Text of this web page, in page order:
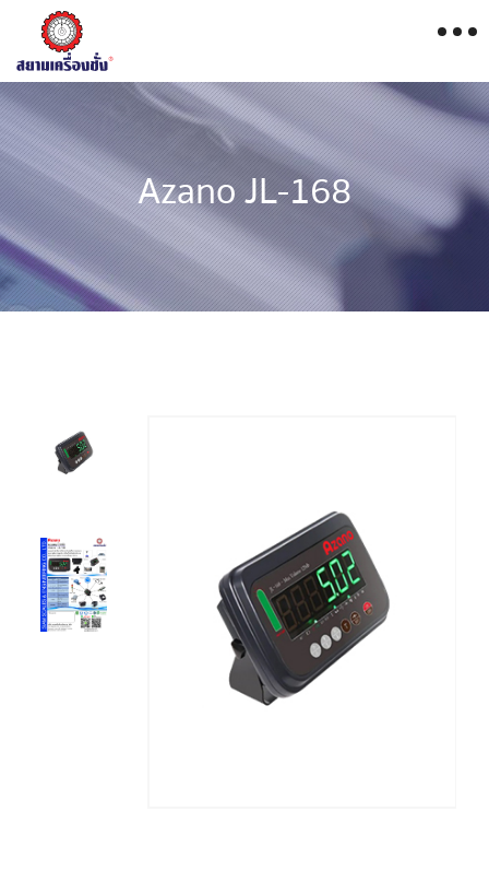
Azano JL-168